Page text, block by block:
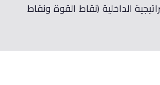
الداخلية (نقاط القوة ونقاط